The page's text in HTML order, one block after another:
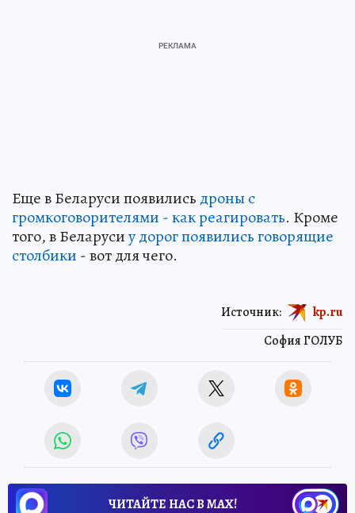
Еще в Беларуси появились дроны с
громкоговорителями - как реагировать. Кроме
того, в Беларусиу дорог появились говорящие
столбики - вот для чего.
София ГОЛУБ
Источник: kp.ru
ЧИТАЙТЕ НАС В МАХ!